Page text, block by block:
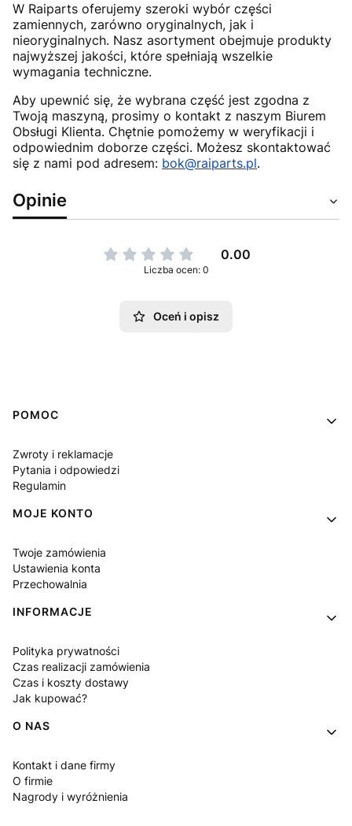
W Raiparts oferujemy szeroki wybór części
zamiennych, zarówno oryginalnych, jak i
nieoryginalnych. Nasz asortyment obejmuje produkty
najwyższej jakości, które spełniają wszelkie
wymagania techniczne.
Aby upewnić się, że wybrana część jest zgodna z
Twoją maszyną, prosimy o kontakt z naszym Biurem
Obsługi Klienta. Chętnie pomożemy w weryfikacji i
odpowiednim doborze części. Możesz skontaktować
się z nami pod adresem: bok@raiparts.pl.
Opinie
0.00
Liczba ocen: 0
Oceń i opisz
Linki w stopce
POMOC
Zwroty i reklamacje
Pytania i odpowiedzi
Regulamin
MOJE KONTO
Twoje zamówienia
Ustawienia konta
Przechowalnia
INFORMACJE
Polityka prywatności
Czas realizacji zamówienia
Czas i koszty dostawy
Jak kupować?
O NAS
Kontakt i dane firmy
O firmie
Nagrody i wyróżnienia